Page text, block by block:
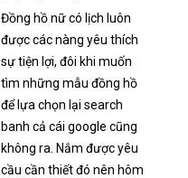
Đồng hồ nữ có lịch luôn
được các nàng yêu thích
sự tiện lợi, đôi khi muốn
tìm những mẫu đồng hồ
để lựa chọn lại search
banh cả cái google cũng
không ra. Nắm được yêu
cầu cần thiết đó nên hôm